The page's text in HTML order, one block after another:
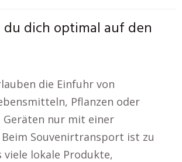
dich optimal auf den
die Einfuhr von
Pflanzen oder
Geräten nur mit einer
Beim Souvenirtransport ist zu
viele lokale Produkte,